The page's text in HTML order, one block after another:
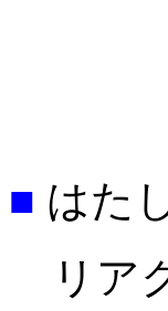
■ はた
リア